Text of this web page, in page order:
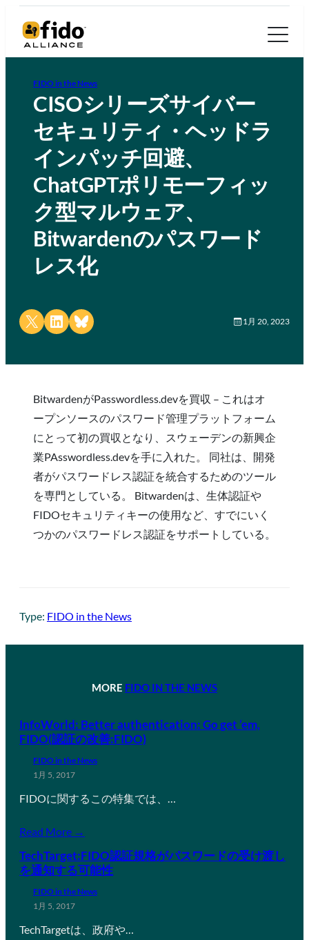
FIDO in the News
CISOシリーズサイバー
セキュリティ・ヘッドラ
インパッチ回避、
ChatGPTポリモーフィッ
ク型マルウェア、
Bitwardenのパスワード
レス化
Share on X Share on LinkedIn
Share on Bluesky 1月 20, 2023
BitwardenがPasswordless.devを買収 – これはオ
ープンソースのパスワード管理プラットフォーム
にとって初の買収となり、スウェーデンの新興企
業PAsswordless.devを手に入れた。 同社は、開発
者がパスワードレス認証を統合するためのツール
を専門としている。 Bitwardenは、生体認証や
FIDOセキュリティキーの使用など、すでにいく
つかのパスワードレス認証をサポートしている。
Type: FIDO in the News
MORE FIDO IN THE NEWS
InfoWorld: Better authentication: Go get ‘em,
FIDO(認証の改善:FIDO)
FIDO in the News
1月 5, 2017
FIDOに関するこの特集では、…
Read More →
TechTarget:FIDO認証規格がパスワードの受け渡し
を通知する可能性
FIDO in the News
1月 5, 2017
TechTargetは、政府や…